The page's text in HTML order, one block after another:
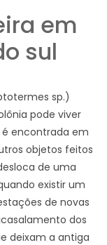
em
sul
sp.)
pode viver
é encontrada em
objetos feitos
de uma
existir um
de novas
dos
deixam a antiga